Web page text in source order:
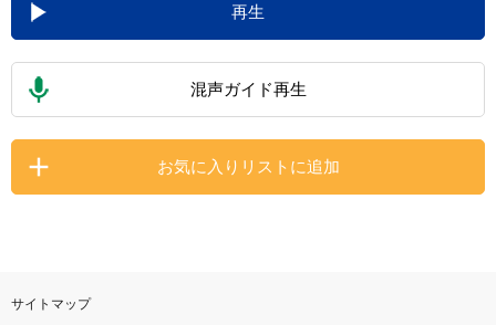
カラオケ最新情報をチェック！
家族や友達と一緒に！練習にも！
再生
混声ガイド再生
お気に入りリストに追加
サイトマップ